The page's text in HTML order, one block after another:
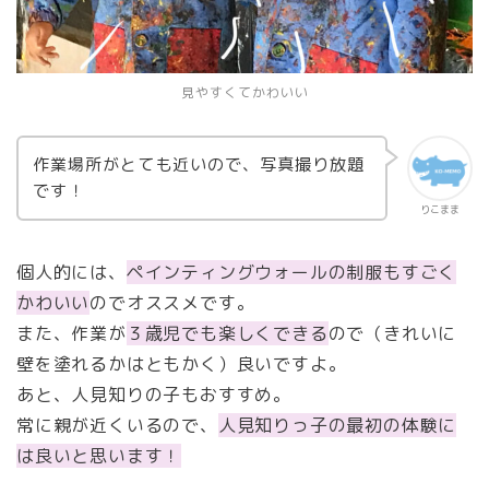
見やすくてかわいい
りこまま
作業場所がとても近いので、写真撮り放題
です！
個人的には、 ペインティングウォールの制服もすごく
かわいいのでオススメです。
また、作業が ３歳児でも楽しくできるので（きれいに
壁を塗れるかはともかく）良いですよ。
あと、人見知りの子もおすすめ。
常に親が近くいるので、 人見知りっ子の最初の体験に
は良いと思います！